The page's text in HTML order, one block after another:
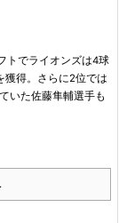
トでライオンズは4球
得。 さらに2位では
いた佐藤隼輔選手も